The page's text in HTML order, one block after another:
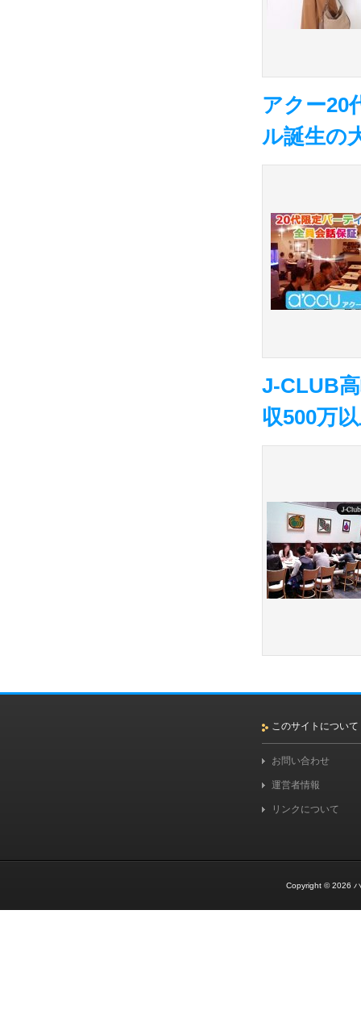
アクー20
ル誕生の
J-CLUB
収500万
このサイトについて
お問い合わせ
運営者情報
リンクについて
Copyright © 2026